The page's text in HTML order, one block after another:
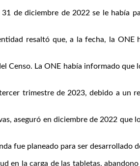
de diciembre de 2022 se le había
resaltó que, a la fecha, la
Censo. La ONE había informado
trimestre de 2023, debido a un
aseguró en diciembre de 2022
fue planeado para ser desarrollado
en la carga de las tabletas,